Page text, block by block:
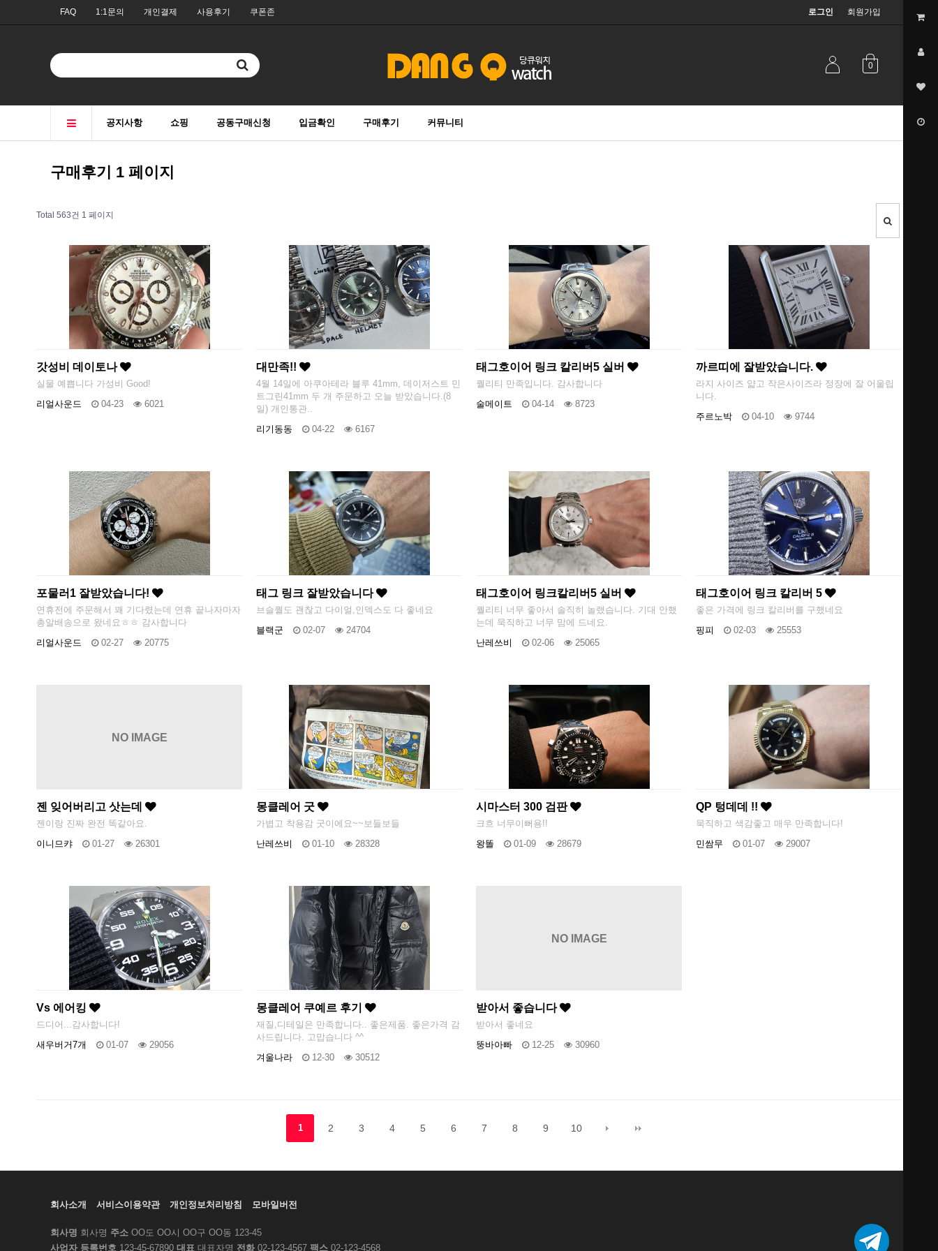
FAQ 1:1문의 개인결제 사용후기 쿠폰존 회원가입
로그인
0
공지사항 쇼핑 공동구매신청 입금확인 구매후기 커뮤니티
구매후기 1 페이지
Total 563건 1 페이지
갓성비 데이토나
실물 예쁩니다 가성비 Good!
리얼사운드
04-23 6021
대만족!!
4월 14일에 아쿠아테라 블루 41mm, 데이저스트 민
트그린41mm 두 개 주문하고 오늘 받았습니다.(8
일) 개인통관..
리기동동
04-22 6167
태그호이어 링크 칼리버5 실버
퀄리티 만족입니다. 감사합니다
술메이트
04-14 8723
까르띠에 잘받았습니다.
라지 사이즈 얇고 작은사이즈라 정장에 잘 어울립
니다.
주르노박
04-10 9744
포물러1 잘받았습니다!
연휴전에 주문해서 꽤 기다렸는데 연휴 끝나자마자
총알배송으로 왔네요ㅎㅎ 감사합니다
리얼사운드
02-27 20775
태그 링크 잘받았습니다
브슬퀄도 괜찮고 다이얼,인덱스도 다 좋네요
블랙군
02-07 24704
태그호이어 링크칼리버5 실버
퀄리티 너무 좋아서 솔직히 놀랬습니다. 기대 안했
는데 묵직하고 너무 맘에 드네요.
난레쓰비
02-06 25065
태그호이어 링크 칼리버 5
좋은 가격에 링크 칼리버를 구했네요
핑피
02-03 25553
NO IMAGE
젠 잊어버리고 삿는데
젠이랑 진짜 완전 똑같아요.
이니므캬
01-27 26301
몽클레어 굿
가볍고 착용감 굿이에요~~보들보들
난레쓰비
01-10 28328
시마스터 300 검판
크흐 너무이뻐용!!
왕똘
01-09 28679
QP 텅데데 !!
묵직하고 색감좋고 매우 만족합니다!
민쌈무
01-07 29007
Vs 에어킹
드디어...감사합니다!
새우버거7개
01-07 29056
몽클레어 쿠예르 후기
재질,디테일은 만족합니다.. 좋은제품. 좋은가격 감
사드립니다. 고맙습니다 ^^
겨울나라
12-30 30512
NO IMAGE
받아서 좋습니다
받아서 좋네요
뚱바아빠
12-25 30960
1 2 3 4 5 6 7 8 9 10
맨끝
회사소개 서비스이용약관 개인정보처리방침 모바일버전
회사명 회사명 주소 OO도 OO시 OO구 OO동 123-45
사업자 등록번호 123-45-67890 대표 대표자명 전화 02-123-4567 팩스 02-123-4568